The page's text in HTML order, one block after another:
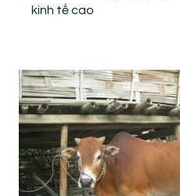
kinh tế cao